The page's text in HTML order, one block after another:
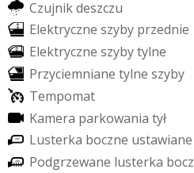
Czujnikdeszczu
Elektryczne szyby przednie
Elektryczne szybytylne
Przyciemniane tylne szyby
Tempomat
Kamera parkowania tył
Lusterka boczne ustawiane
Podgrzewane lusterka bocz